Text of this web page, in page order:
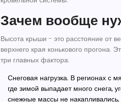
Зачем вообще
Высота крыши - это расстояние от
верхнего края конькового прогона.
три главных фактора:
Снеговая нагрузка. В регионах с
где зимой выпадает много снега,
снежные массы не накапливались,